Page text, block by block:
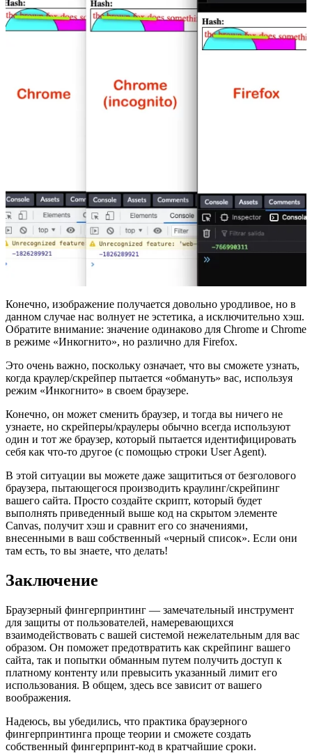
Конечно, изображение получается довольно уродливое, но в
данном случае нас волнует не эстетика, а исключительно хэш.
Обратите внимание: значение одинаково для Chrome и Chrome
в режиме «Инкогнито», но различно для Firefox.
Это очень важно, поскольку означает, что вы сможете узнать,
когда краулер/скрейпер пытается «обмануть» вас, используя
режим «Инкогнито» в своем браузере.
Конечно, он может сменить браузер, и тогда вы ничего не
узнаете, но скрейперы/краулеры обычно всегда используют
один и тот же браузер, который пытается идентифицировать
себя как что-то другое (с помощью строки User Agent).
В этой ситуации вы можете даже защититься от безголового
браузера, пытающегося производить краулинг/скрейпинг
вашего сайта. Просто создайте скрипт, который будет
выполнять приведенный выше код на скрытом элементе
Canvas, получит хэш и сравнит его со значениями,
внесенными в ваш собственный «черный список». Если они
там есть, то вы знаете, что делать!
Заключение
Браузерный фингерпринтинг — замечательный инструмент
для защиты от пользователей, намеревающихся
взаимодействовать с вашей системой нежелательным для вас
образом. Он поможет предотвратить как скрейпинг вашего
сайта, так и попытки обманным путем получить доступ к
платному контенту или превысить указанный лимит его
использования. В общем, здесь все зависит от вашего
воображения.
Надеюсь, вы убедились, что практика браузерного
фингерпринтинга проще теории и сможете создать
собственный фингерпринт-код в кратчайшие сроки.